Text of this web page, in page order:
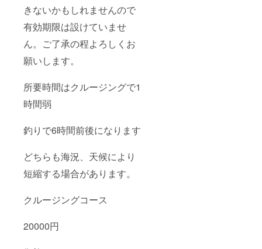
きないかもしれませんので
有効期限は設けていませ
ん。ご了承の程よろしくお
願いします。
所要時間はクルージングで1
時間弱
釣りで6時間前後になります
どちらも海況、天候により
短縮する場合があります。
クルージングコース
20000円